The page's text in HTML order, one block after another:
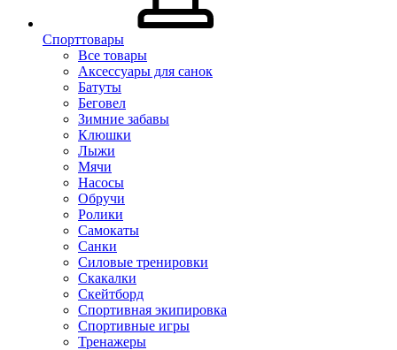
Спорттовары
Все товары
Аксессуары для санок
Батуты
Беговел
Зимние забавы
Клюшки
Лыжи
Мячи
Насосы
Обручи
Ролики
Самокаты
Санки
Силовые тренировки
Скакалки
Скейтборд
Спортивная экипировка
Спортивные игры
Тренажеры